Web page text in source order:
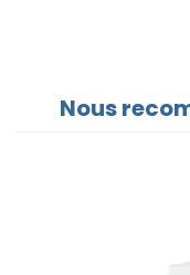
Nous